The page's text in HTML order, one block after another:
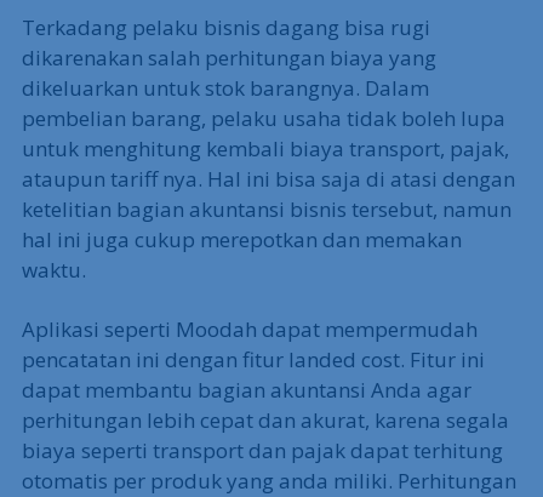
Terkadang pelaku bisnis dagang bisa rugi
dikarenakan salah perhitungan biaya yang
dikeluarkan untuk stok barangnya. Dalam
pembelian barang, pelaku usaha tidak boleh lupa
untuk menghitung kembali biaya transport, pajak,
ataupun tariff nya. Hal ini bisa saja di atasi dengan
ketelitian bagian akuntansi bisnis tersebut, namun
hal ini juga cukup merepotkan dan memakan
waktu.
Aplikasi seperti Moodah dapat mempermudah
pencatatan ini dengan fitur landed cost. Fitur ini
dapat membantu bagian akuntansi Anda agar
perhitungan lebih cepat dan akurat, karena segala
biaya seperti transport dan pajak dapat terhitung
otomatis per produk yang anda miliki. Perhitungan